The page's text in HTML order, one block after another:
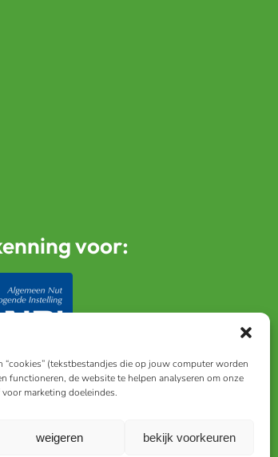
“cookies” (tekstbestandjes die op jouw computer worden
functioneren, de website te helpen analyseren om onze
marketing doeleindes.
weigeren bekijk voorkeuren
voor: